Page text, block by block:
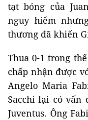
tạt bóng của
nguy hiểm
thương đã khiến
Thua 0-1 trong
chấp nhận được
Angelo Maria
Sacchi lại có vấn
Juventus. Ông